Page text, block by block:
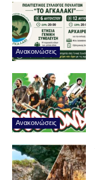
Ανακοινώσεις
Ανακοινώσεις